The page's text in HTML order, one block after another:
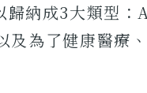
歸納成3大類型
為了健康醫療、